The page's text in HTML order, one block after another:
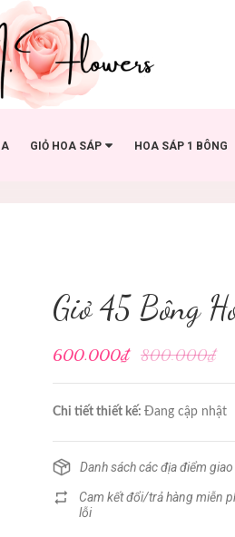
GIỎ HOA SÁP HOA SÁP 1 BÔNG
Giỏ 45 Bông
600.000₫ 800.000₫
Chi tiết thiết kế: Đang cập nhật
Danh sách các địa điểm
Cam kết đổi/trả hàng miễn
lỗi